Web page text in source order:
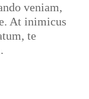
veniam,
At inimicus
te